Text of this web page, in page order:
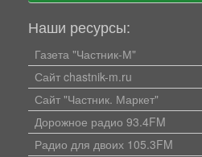
Наши ресурсы:
Газета "Частник-М"
Сайт chastnik-m.ru
Сайт "Частник. Маркет"
Дорожное радио 93.4FM
Радио для двоих 105.3FM